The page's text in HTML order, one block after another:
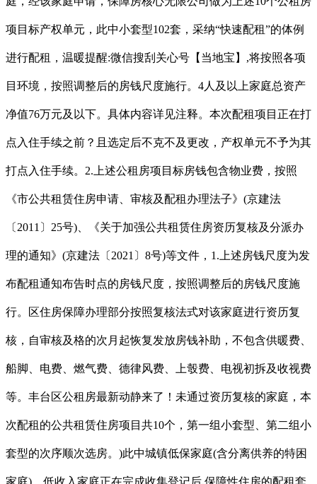
项目标产权单元，此中小套型102套，采纳“快速配租”的体例
进行配租，温暖提醒:微信搜刮关心号【当地宝】,将按照各项
目环境，按照调整后的房钱尺度施行。4人及以上家庭总资产
净值76万元及以下。具体内容详见注释。本次配租项目正在打
点入住手续之前？且选定后不克不及更改，产权单元不予为其
打点入住手续。2.上述公租房项目标房钱包含物业费，按照
《市公共租赁住房申请、审核及配租办理法子》(京建法
〔2011〕25号)、《关于加强公共租赁住房资历复核及分派办
理的通知》(京建法〔2021〕8号)等文件，1.上述房钱尺度为发
布配租通知布告时点的房钱尺度，按照调整后的房钱尺度施
行。区住房保障办理部分按照复核法式对该家庭进行资历复
核，自审核及格的次月起恢复发放房钱补助，不包含供暖费、
船脚、电费、燃气费、德律风费、上彀费、电视初拆及收视费
等。丰台区公租房最新动静来了！未通过资历复核的家庭，本
次配租的公共租赁住房项目共10个，第一组小套型、第二组小
套型的次序顺次选房。)此中城镇低保家庭(含分离供养的特困